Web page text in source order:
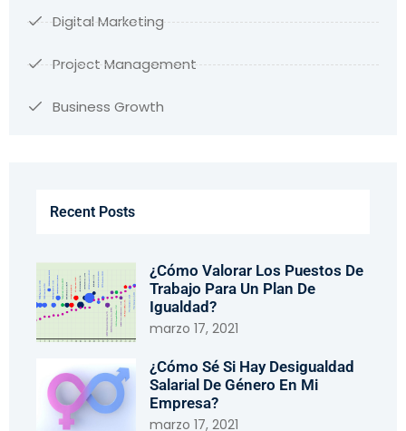
Digital Marketing
Project Management
Business Growth
Recent Posts
¿Cómo Valorar Los Puestos De
Trabajo Para Un Plan De
Igualdad?
marzo 17, 2021
¿Cómo Sé Si Hay Desigualdad
Salarial De Género En Mi
Empresa?
marzo 17, 2021